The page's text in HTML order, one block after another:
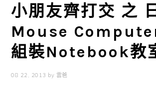
小朋友齊打交 之
Mouse
組裝Notebook教
08 22, 2013 by 雲爸